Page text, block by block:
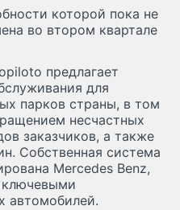
которой пока не
во втором квартале
предлагает
для
парков страны, в том
несчастных
заказчиков, а также
Собственная система
Mercedes Benz,
ключевыми
автомобилей.